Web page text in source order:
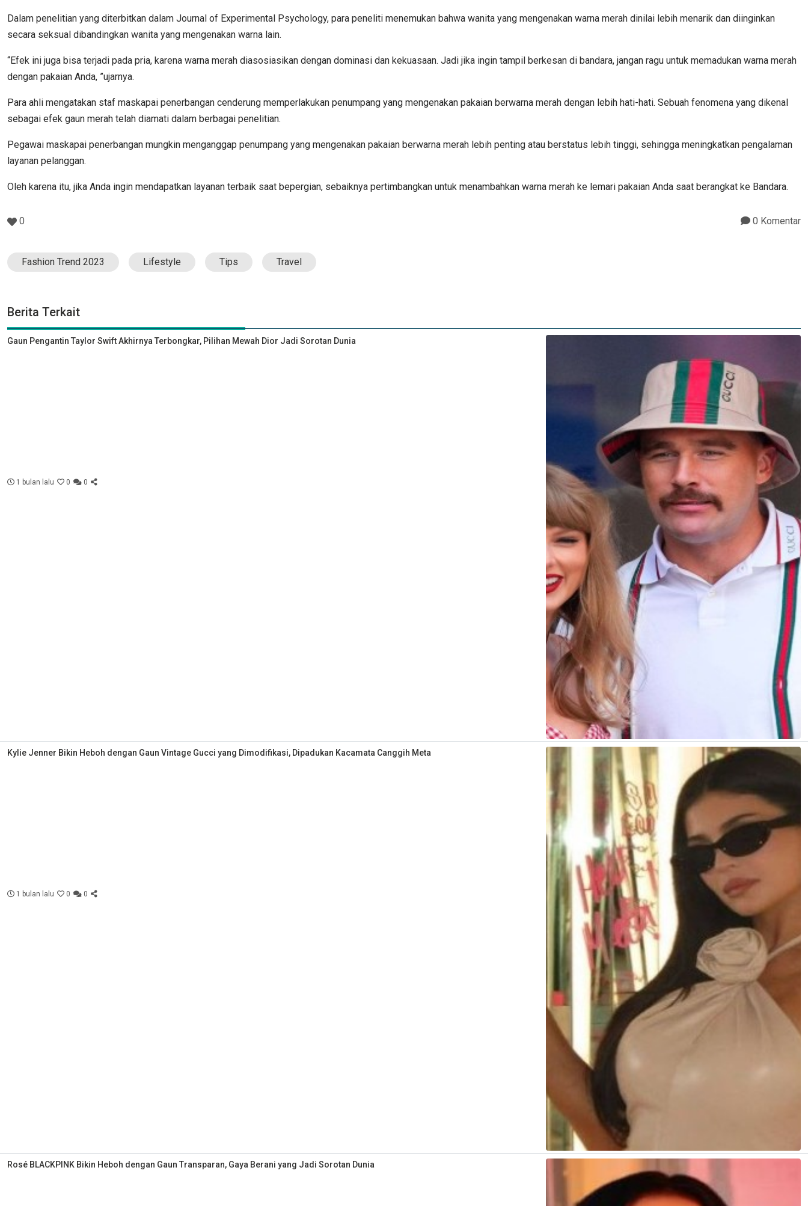
Dalam penelitian yang diterbitkan dalam Journal of Experimental Psychology, para peneliti menemukan bahwa wanita yang mengenakan warna merah dinilai lebih menarik dan diinginkan
secara seksual dibandingkan wanita yang mengenakan warna lain.
“Efek ini juga bisa terjadi pada pria, karena warna merah diasosiasikan dengan dominasi dan kekuasaan. Jadi jika ingin tampil berkesan di bandara, jangan ragu untuk memadukan warna merah
dengan pakaian Anda, ”ujarnya.
Para ahli mengatakan staf maskapai penerbangan cenderung memperlakukan penumpang yang mengenakan pakaian berwarna merah dengan lebih hati-hati. Sebuah fenomena yang dikenal
sebagai efek gaun merah telah diamati dalam berbagai penelitian.
Pegawai maskapai penerbangan mungkin menganggap penumpang yang mengenakan pakaian berwarna merah lebih penting atau berstatus lebih tinggi, sehingga meningkatkan pengalaman
layanan pelanggan.
Oleh karena itu, jika Anda ingin mendapatkan layanan terbaik saat bepergian, sebaiknya pertimbangkan untuk menambahkan warna merah ke lemari pakaian Anda saat berangkat ke Bandara.
0 0 Komentar
Fashion Trend 2023 Lifestyle Tips Travel
Berita Terkait
Gaun Pengantin Taylor Swift Akhirnya Terbongkar, Pilihan Mewah Dior Jadi Sorotan Dunia
1 bulan lalu 0 0
Kylie Jenner Bikin Heboh dengan Gaun Vintage Gucci yang Dimodifikasi, Dipadukan Kacamata Canggih Meta
1 bulan lalu 0 0
Rosé BLACKPINK Bikin Heboh dengan Gaun Transparan, Gaya Berani yang Jadi Sorotan Dunia